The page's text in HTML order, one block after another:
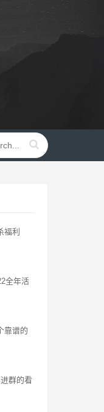
福利
全年活
靠谱的
群的看